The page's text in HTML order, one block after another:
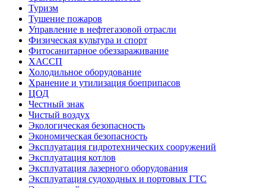
Туризм
Тушение пожаров
Управление в нефтегазовой отрасли
Физическая культура и спорт
Фитосанитарное обеззараживание
ХАССП
Холодильное оборудование
Хранение и утилизация боеприпасов
ЦОД
Честный знак
Чистый воздух
Экологическая безопасность
Экономическая безопасность
Эксплуатация гидротехнических сооружений
Эксплуатация котлов
Эксплуатация лазерного оборудования
Эксплуатация судоходных и портовых ГТС